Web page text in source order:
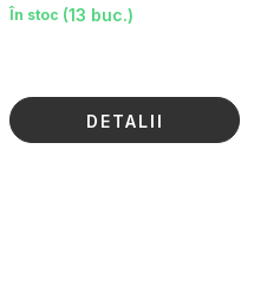
În stoc (13 buc.)
DETALII